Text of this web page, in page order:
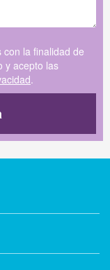
la finalidad de
y acepto las
.